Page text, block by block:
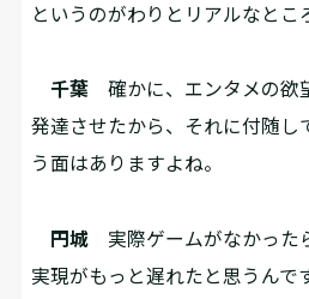
というのがわりとリアルなとこ
千葉 確かに、エンタメの欲
発達させたから、それに付随し
う面はありますよね。
円城 実際ゲームがなかった
実現がもっと遅れたと思うんで